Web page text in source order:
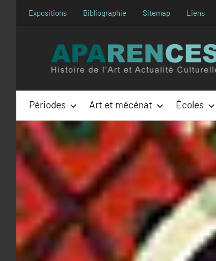
Expositions Bibliographie Sitemap Liens
Périodes Art et mécénat Écoles